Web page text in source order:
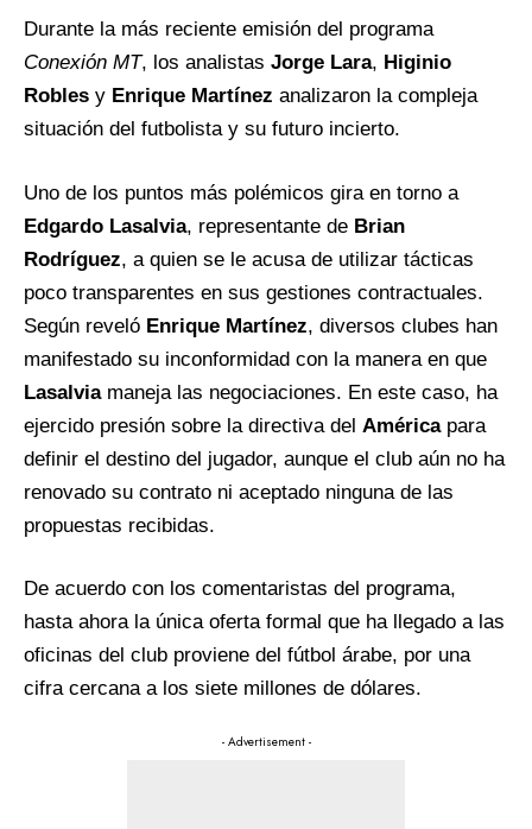
Durante la más reciente emisión del programa
Conexión MT, los analistas Jorge Lara, Higinio
Robles y Enrique Martínez analizaron la compleja
situación del futbolista y su futuro incierto.
Uno de los puntos más polémicos gira en torno a
Edgardo Lasalvia, representante de Brian
Rodríguez, a quien se le acusa de utilizar tácticas
poco transparentes en sus gestiones contractuales.
Según reveló Enrique Martínez, diversos clubes han
manifestado su inconformidad con la manera en que
Lasalviamaneja las negociaciones. En este caso, ha
ejercido presión sobre la directiva del Américapara
definir el destino del jugador, aunque el club aún no ha
renovado su contrato ni aceptado ninguna de las
propuestas recibidas.
De acuerdo con los comentaristas del programa,
hasta ahora la única oferta formal que ha llegado a las
oficinas del club proviene del fútbol árabe, por una
cifra cercana a los siete millones de dólares.
- Advertisement -